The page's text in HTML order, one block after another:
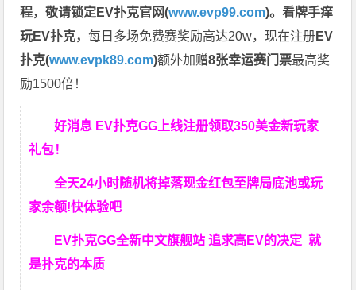
程，敬请锁定EV扑克官网(www.evp99.com)。看牌手痒
玩EV扑克，每日多场免费赛奖励高达20w，现在注册EV
扑克(www.evpk89.com)额外加赠8张幸运赛门票最高奖
励1500倍！
好消息 EV扑克GG上线注册领取350美金新玩家
礼包！
全天24小时随机将掉落现金红包至牌局底池或玩
家余额!快体验吧
EV扑克GG全新中文旗舰站 追求高EV的决定就
是扑克的本质